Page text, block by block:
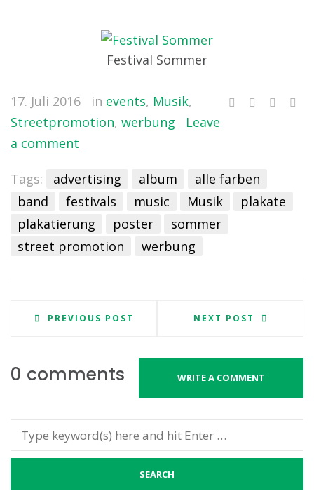
Festival Sommer
17. Juli 2016 in events, Musik,
Streetpromotion, werbung
Leave
a comment
Tags: advertising album
alle farben
band
festivals music Musik
plakate
plakatierung
poster
sommer
street promotion
werbung
PREVIOUS POST NEXT POST
0 comments WRITE A COMMENT